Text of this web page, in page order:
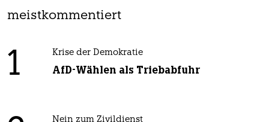
meistkommentiert
1 Krise der Demokratie
AfD-Wählen als Triebabfuhr
Nein zum Zivildienst